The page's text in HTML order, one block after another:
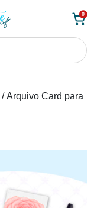
0
/ Arquivo Card para